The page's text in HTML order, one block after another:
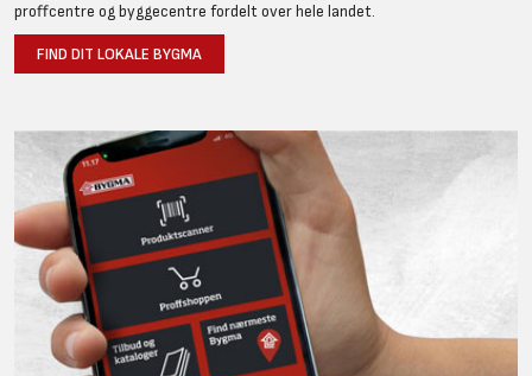
proffcentre og byggecentre fordelt over hele landet.
FIND DIT LOKALE BYGMA